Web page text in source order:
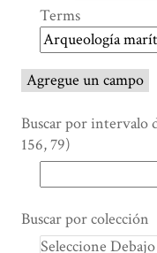
"Reducir
por
campo
específico":
1
Terms
Agregue un campo
Buscar por intervalo
156, 79)
Buscar por colección